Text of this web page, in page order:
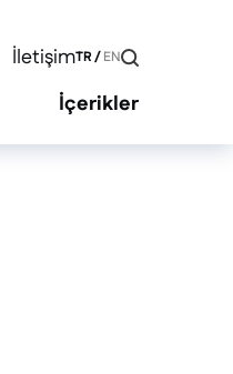
İletişimTR/EN
İçerikler